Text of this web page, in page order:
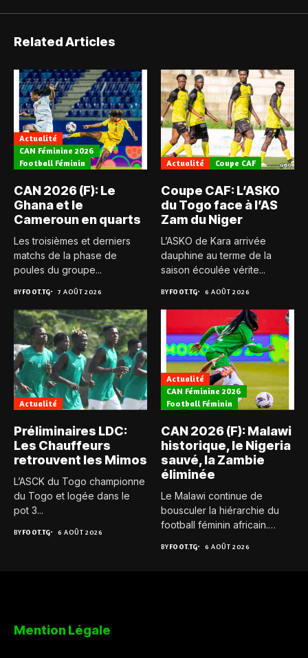
Related Articles
Actualité
CAN Féminine 2026
Football Féminin
CAN 2026 (F): Le
Ghana et le
Cameroun en quarts
Les troisièmes et derniers
matchs de la phase de
poules du groupe...
BYFOOT.TG 7 AOÛT 2026
Actualité Coupe CAF
Coupe CAF: L’ASKO
du Togo face à l’AS
Zam du Niger
L’ASKO de Kara arrivée
dauphine au terme de la
saison écoulée vérite...
BYFOOT.TG 6 AOÛT 2026
Actualité
Préliminaires LDC:
Les Chauffeurs
retrouvent les Mimos
L’ASCK du Togo championne
du Togo et logée dans le
pot 3...
BYFOOT.TG 6 AOÛT 2026
Actualité
CAN Féminine 2026
Football Féminin
CAN 2026 (F): Malawi
historique, le Nigeria
sauvé, la Zambie
éliminée
Le Malawi continue de
bousculer la hiérarchie du
football féminin africain.
BYFOOT.TG 6 AOÛT 2026
Mention Légale